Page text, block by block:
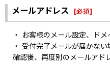
メールアドレス [必須]
・ お客様のメール設定、ドメ
・ 受付完了メールが届かな
確認後、再度別のメールアド